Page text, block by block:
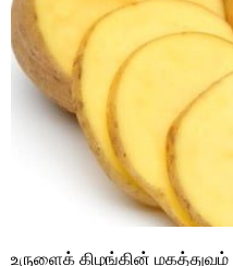
உருளைக் கிழங்கின் மகத்துவம்